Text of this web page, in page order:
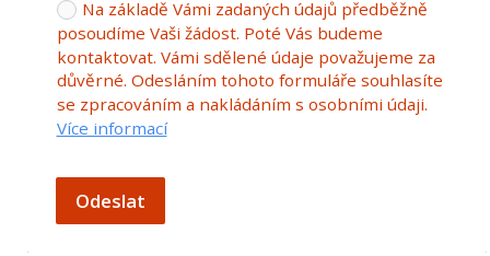
Na základě Vámi zadaných údajů předběžně
posoudíme Vaši žádost. Poté Vás budeme
kontaktovat. Vámi sdělené údaje považujeme za
důvěrné. Odesláním tohoto formuláře souhlasíte
se zpracováním a nakládáním s osobními údaji.
Více informací
Odeslat